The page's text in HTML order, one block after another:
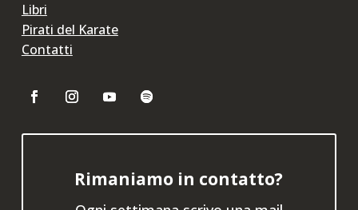
Libri
Pirati del Karate
Contatti
Rimaniamo in contatto?